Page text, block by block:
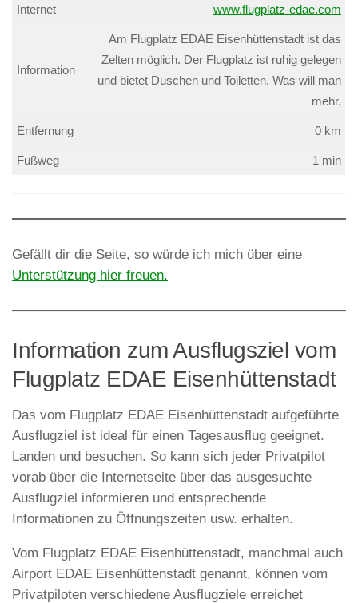
Internet www.flugplatz-edae.com
Information
Am Flugplatz EDAE Eisenhüttenstadt ist das
Zelten möglich. Der Flugplatz ist ruhig gelegen
und bietet Duschen und Toiletten. Was will man
mehr.
Entfernung 0 km
Fußweg 1 min
Gefällt dir die Seite, so würde ich mich über eine
Unterstützung hier freuen.
Information zum Ausflugsziel vom
Flugplatz EDAE Eisenhüttenstadt
Das vom Flugplatz EDAE Eisenhüttenstadt aufgeführte
Ausflugziel ist ideal für einen Tagesausflug geeignet.
Landen und besuchen. So kann sich jeder Privatpilot
vorab über die Internetseite über das ausgesuchte
Ausflugziel informieren und entsprechende
Informationen zu Öffnungszeiten usw. erhalten.
Vom Flugplatz EDAE Eisenhüttenstadt, manchmal auch
Airport EDAE Eisenhüttenstadt genannt, können vom
Privatpiloten verschiedene Ausflugziele erreichet